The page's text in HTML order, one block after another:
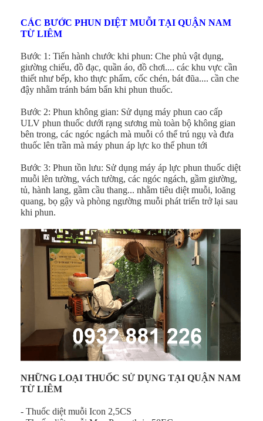
CÁC BƯỚC PHUN DIỆT MUỖI TẠI QUẬN NAM
TỪ LIÊM
Bước 1: Tiến hành chước khi phun: Che phủ vật dụng,
giường chiếu, đồ đạc, quần áo, đồ chơi.... các khu vực cần
thiết như bếp, kho thực phẩm, cốc chén, bát đũa.... cần che
đậy nhằm tránh bám bẩn khi phun thuốc.
Bước 2: Phun không gian: Sử dụng máy phun cao cấp
ULV phun thuốc dưới rạng sương mù toàn bộ không gian
bên trong, các ngóc ngách mà muỗi có thể trú ngụ và đưa
thuốc lên trần mà máy phun áp lực ko thể phun tới
Bước 3: Phun tồn lưu: Sử dụng máy áp lực phun thuốc diệt
muỗi lên tường, vách tường, các ngóc ngách, gầm giường,
tủ, hành lang, gầm cầu thang... nhằm tiêu diệt muỗi, loăng
quang, bọ gậy và phòng ngường muỗi phát triển trở lại sau
khi phun.
NHỮNG LOẠI THUỐC SỬ DỤNG TẠI QUẬN NAM
TỪ LIÊM
- Thuốc diệt muỗi Icon 2,5CS